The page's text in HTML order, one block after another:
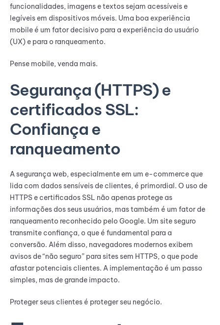
funcionalidades, imagens e textos sejam acessíveis e
legíveis em dispositivos móveis. Uma boa experiência
mobile é um fator decisivo para a experiência do usuário
(UX) e para o ranqueamento.
Pense mobile, venda mais.
Segurança (HTTPS) e
certificados SSL:
Confiança e
ranqueamento
A segurança web, especialmente em um e-commerce que
lida com dados sensíveis de clientes, é primordial. O uso de
HTTPS e certificados SSL não apenas protege as
informações dos seus usuários, mas também é um fator de
ranqueamento reconhecido pelo Google. Um site seguro
transmite confiança, o que é fundamental para a
conversão. Além disso, navegadores modernos exibem
avisos de “não seguro” para sites sem HTTPS, o que pode
afastar potenciais clientes. A implementação é um passo
simples, mas de grande impacto.
Proteger seus clientes é proteger seu negócio.